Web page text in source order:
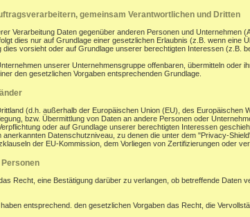
gemeinsam Verantwortlichen und Dritten
Verarbeitung Daten gegenüber anderen Personen und
dies nur auf Grundlage einer gesetzlichen Erlaubnis (z.B. wenn eine
dies vorsieht oder auf Grundlage unserer berechtigten Interessen (z.B.
unserer Unternehmensgruppe offenbaren, übermitteln
den gesetzlichen Vorgaben entsprechenden Grundlage.
(d.h. außerhalb der Europäischen Union (EU), des
bzw. Übermittlung von Daten an andere Personen oder
oder auf Grundlage unserer berechtigten Interessen
anerkannten Datenschutzniveau, zu denen die unter dem "Privacy-
der EU-Kommission, dem Vorliegen von Zertifizierungen oder
Recht, eine Bestätigung darüber zu verlangen, ob betreffende
entsprechend. den gesetzlichen Vorgaben das Recht, die